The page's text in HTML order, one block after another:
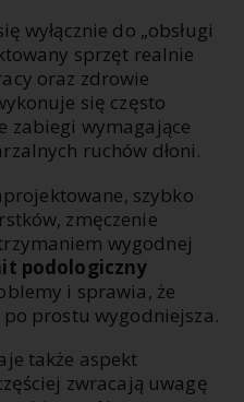
wyłącznie do „obsługi
sprzęt realnie
oraz zdrowie
się często
zabiegi wymagające
ruchów dłoni.
szybko
zmęczenie
wygodnej
podologiczny
i sprawia, że
prostu wygodniejsza.
także aspekt
zwracają uwagę